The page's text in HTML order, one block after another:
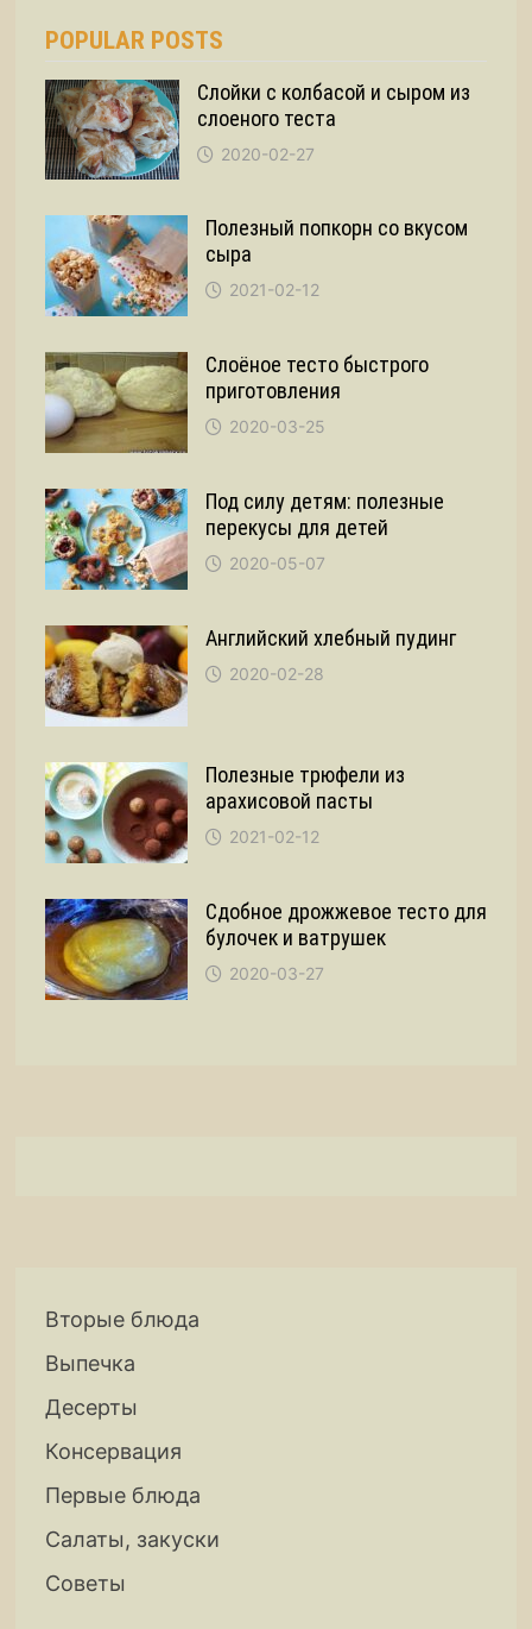
POPULAR POSTS
Слойки с колбасой и сыром из
слоеного теста
2020-02-27
Полезный попкорн со вкусом
сыра
2021-02-12
Слоёное тесто быстрого
приготовления
2020-03-25
Под силу детям: полезные
перекусы для детей
2020-05-07
Английский хлебный пудинг
2020-02-28
Полезные трюфели из
арахисовой пасты
2021-02-12
Сдобное дрожжевое тесто для
булочек и ватрушек
2020-03-27
Вторые блюда
Выпечка
Десерты
Консервация
Первые блюда
Салаты, закуски
Советы